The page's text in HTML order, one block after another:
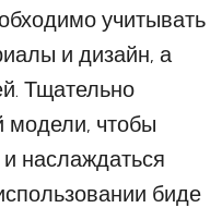
учитывать
и дизайн, а
Тщательно
модели, чтобы
наслаждаться
биде